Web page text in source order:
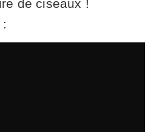
de ciseaux !